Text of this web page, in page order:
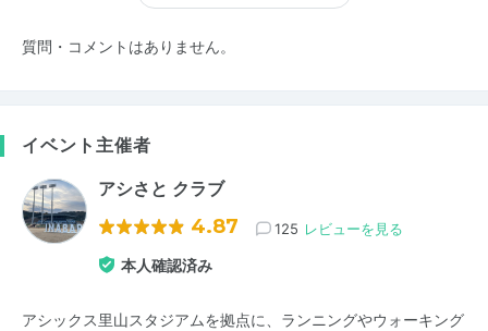
質問・コメントはありません。
イベント主催者
アシさと クラブ
4.87 125 レビューを見る
本人確認済み
アシックス里山スタジアムを拠点に、ランニングやウォーキング